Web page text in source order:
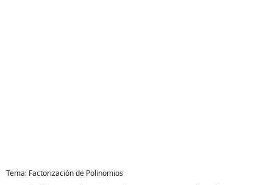
Tema: Factorización de Polinomios